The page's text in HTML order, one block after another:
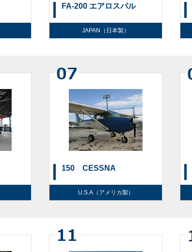
FA-200 エアロスバル
JAPAN（日本製）
150 CESSNA
U.S.A（アメリカ製）